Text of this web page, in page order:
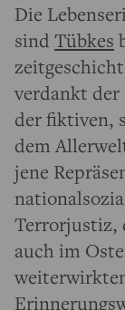
Die
sind Tübkes
verdankt der
der fiktiven,
dem
jene
Terrorjustiz,
auch im